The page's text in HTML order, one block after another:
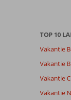
TOP 10
Vakantie
Vakantie
Vakantie
Vakantie